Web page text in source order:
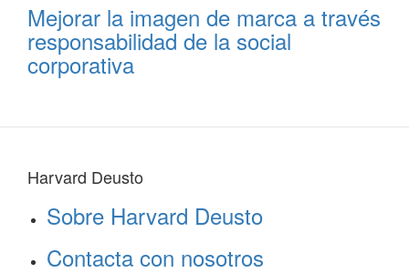
Mejorar la imagen de marca a través
responsabilidad de la social
corporativa
Harvard Deusto
Sobre Harvard Deusto
Contacta con nosotros